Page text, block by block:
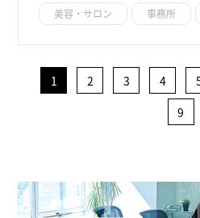
美容・サロン 事務所
1 2 3 4
9